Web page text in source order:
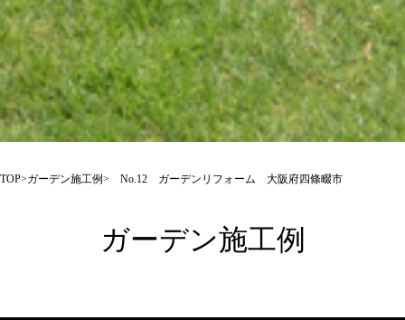
TOP>ガーデン施工例> No.12 ガーデンリフォーム 大阪府四條畷市
ガーデン施工例